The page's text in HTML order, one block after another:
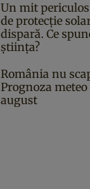
Un mit
de protecție
dispară. Ce
știința?
România nu
Prognoza
august